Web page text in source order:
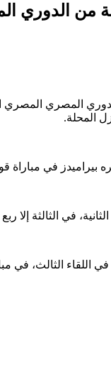
من الدوري
المحلة.
في مباراة
في الثالثة
اللقاء الثالث، في